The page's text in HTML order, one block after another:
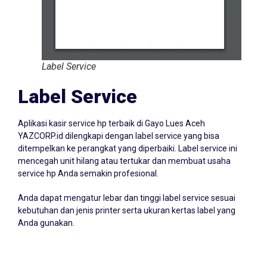
Label Service
Aplikasi kasir service hp terbaik di Gayo Lues Aceh
YAZCORP.id dilengkapi dengan label service yang bisa
ditempelkan ke perangkat yang diperbaiki. Label service ini
mencegah unit hilang atau tertukar dan membuat usaha
Anda dapat mengatur lebar dan tinggi label service sesuai
kebutuhan dan jenis printer serta ukuran kertas label yang